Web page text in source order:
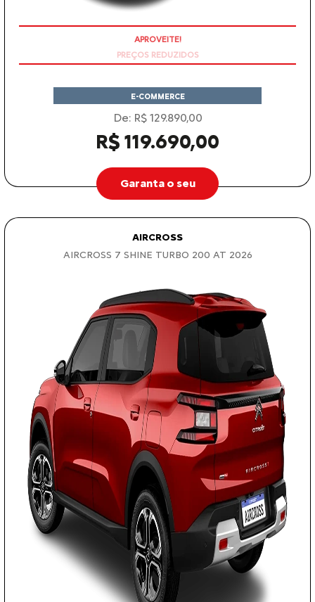
E-COMMERCE
De: R$ 129.890,00
R$ 119.690,00
Garanta o seu
AIRCROSS
AIRCROSS 7 SHINE TURBO 200 AT 2026